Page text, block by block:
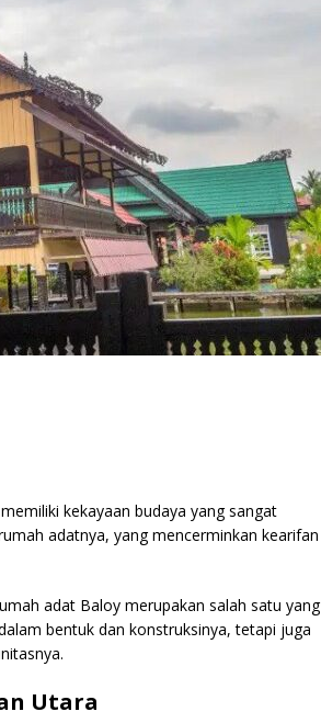
kekayaan budaya yang sangat
adatnya, yang mencerminkan kearifan
adat Baloy merupakan salah satu yang
bentuk dan konstruksinya, tetapi juga
Utara